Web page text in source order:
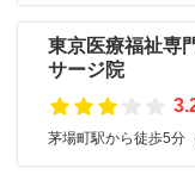
東京医療福祉専
サージ院
茅場町駅から徒歩5分